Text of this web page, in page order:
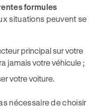
formules
situations peuvent se
principal sur votre
jamais votre véhicule ;
votre voiture.
nécessaire de choisir